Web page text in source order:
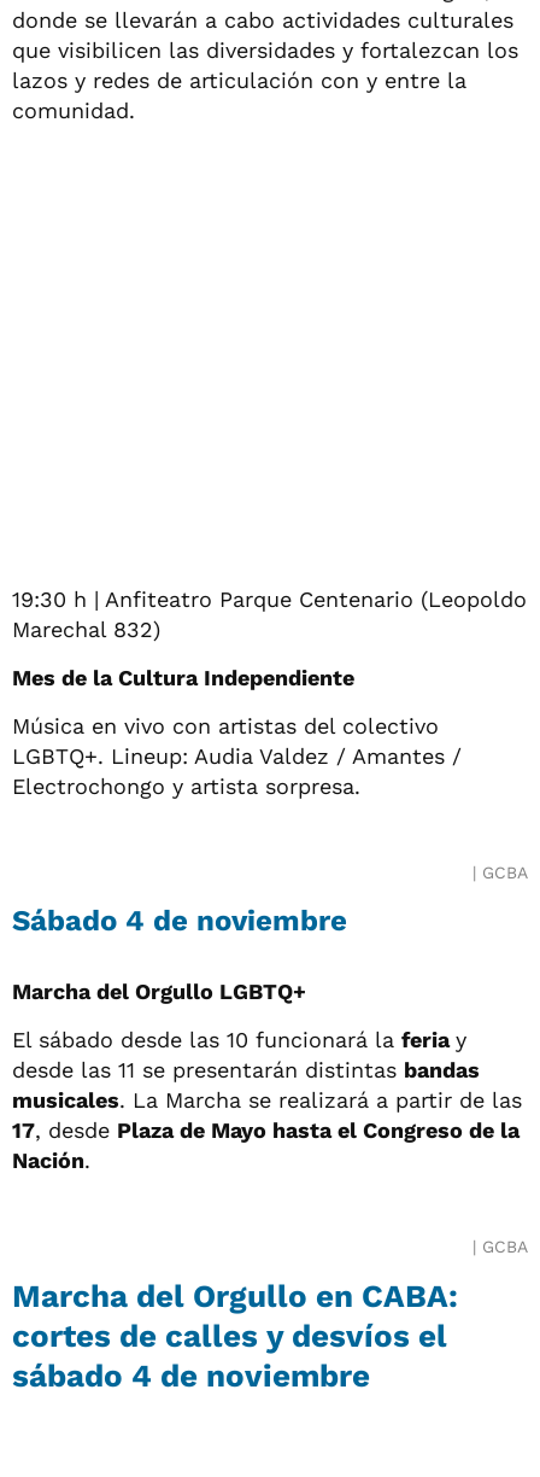
donde se llevarán a cabo actividades culturales
que visibilicen las diversidades y fortalezcan los
lazos y redes de articulación con y entre la
comunidad.
19:30 h | Anfiteatro Parque Centenario (Leopoldo
Marechal 832)
Mes de la Cultura Independiente
Música en vivo con artistas del colectivo
LGBTQ+. Lineup: Audia Valdez / Amantes /
Electrochongo y artista sorpresa.
GCBA
Sábado 4 de noviembre
Marcha del Orgullo LGBTQ+
El sábado desde las 10 funcionará la feriay
desde las 11 se presentarán distintas bandas
musicales. La Marcha se realizará a partir de las
17, desde Plaza de Mayo hasta el Congreso de la
Nación.
GCBA
Marcha del Orgullo en CABA:
cortes de calles y desvíos el
sábado 4 de noviembre